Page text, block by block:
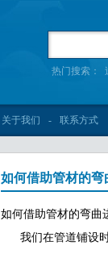
热门搜索：
关于我们 - 联系方式
如何借助管材的弯
如何借助管材的弯曲
我们在管道铺设时